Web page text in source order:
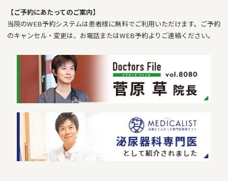
【ご予約にあたってのご案内】
当院のWEB予約システムは患者様に無料でご利用いただけます。ご予約
のキャンセル・変更は、お電話またはWEB予約よりご連絡ください。